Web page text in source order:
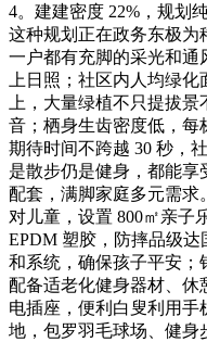
4。建建密度 22%，规划
这种规划正在政务东极为
一户都有充脚的采光和通
上日照；社区内人均绿
上，大量绿植不只提拔
音；栖身生齿密度低，每
期待时间不跨越 30 秒，
是散步仍是健身，都能
配套，满脚家庭多元需求
对儿童，设置 800㎡亲子
EPDM 塑胶，防摔品级
和系统，确保孩子平安；
配备适老化健身器材、休
电插座，便利白叟利用手
地，包罗羽毛球场、健身